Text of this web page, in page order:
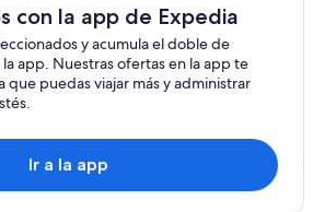
con la app de Expedia
y acumula el doble de
app. Nuestras ofertas en la app te
que puedas viajar más y administrar
Ir a la app